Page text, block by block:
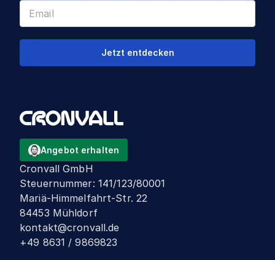
Jetzt entdecken
Angebot erhalten
Cronvall GmbH
Steuernummer: 141/123/80001
Mariä-Himmelfahrt-Str. 22
84453 Mühldorf
kontakt@cronvall.de
+49 8631 / 9869823